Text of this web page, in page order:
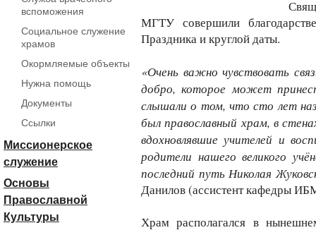
вспоможения
Социальное служение
храмов
Окормляемые объекты
Нужна помощь
Документы
Ссылки
Миссионерское
служение
Основы
Православной
Культуры
МГТУ совершили
Праздника и круглой даты.
«Очень важно чувствовать
добро, которое может
слышали о том, что сто лет
был православный храм, в
вдохновлявшие учителей и
родители нашего великого
последний путь Николая
Данилов (ассистент кафедры
Храм располагался в